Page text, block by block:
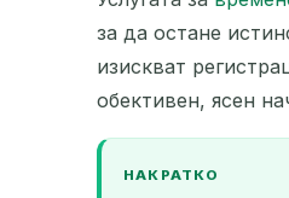
за да остане
изискват
обективен, ясен
НАКРАТКО